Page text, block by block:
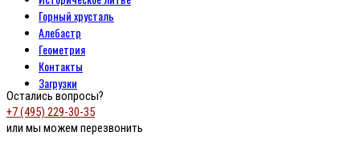
Горный хрусталь
Алебастр
Геометрия
Контакты
Загрузки
Остались вопросы?
+7 (495) 229-30-35
или мы можем перезвонить